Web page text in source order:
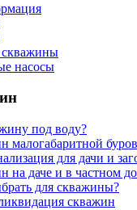
насосы
под воду?
малогабаритной
для дачи и
на даче и в частном
для скважины?
скважин